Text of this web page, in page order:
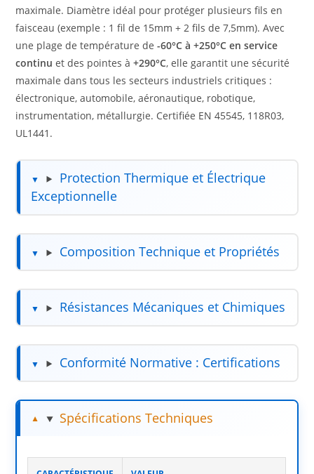
maximale. Diamètre idéal pour protéger plusieurs fils en
faisceau (exemple : 1 fil de 15mm + 2 fils de 7,5mm). Avec
une plage de température de-60°C à +250°C en service
continu et des pointes à+290°C, elle garantit une sécurité
maximale dans tous les secteurs industriels critiques :
électronique, automobile, aéronautique, robotique,
instrumentation, métallurgie. Certifiée EN 45545, 118R03,
UL1441.
Protection Thermique et Électrique
Exceptionnelle
Composition Technique et Propriétés
Résistances Mécaniques et Chimiques
Conformité Normative : Certifications
Spécifications Techniques